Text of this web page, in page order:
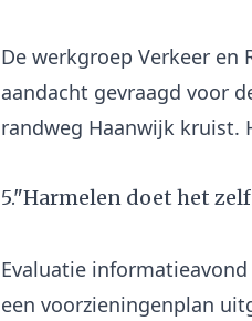
De werkgroep Verkeer
aandacht gevraagd voor
5."Harmelen doet het
Evaluatie
een voorzieningenplan